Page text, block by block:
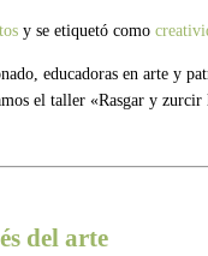
y se etiquetó como
educadoras en arte y
el taller «Rasgar y
del arte